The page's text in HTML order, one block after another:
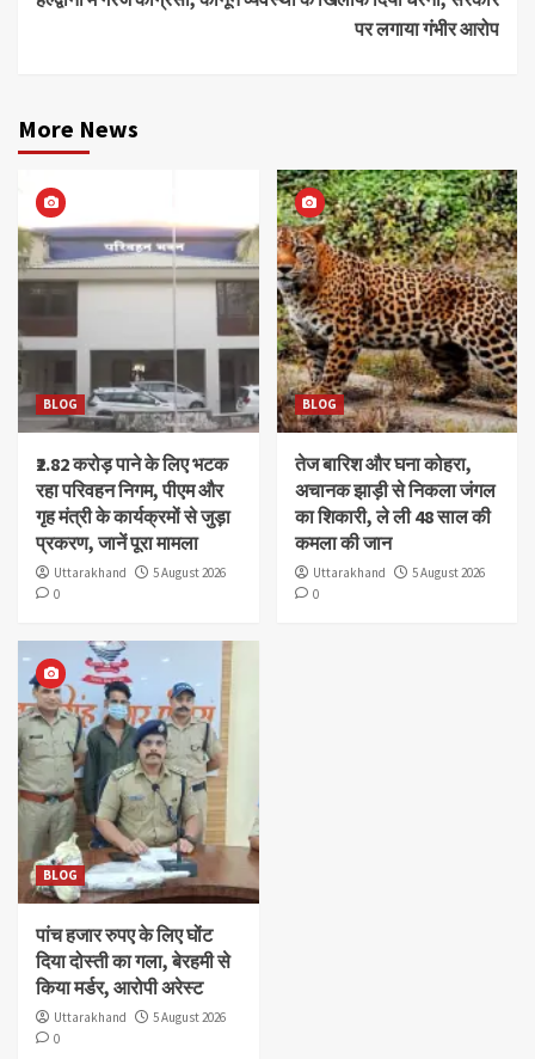
पर लगाया गंभीर आरोप
More News
BLOG
₹2.82 करोड़ पाने के लिए भटक
रहा परिवहन निगम, पीएम और
गृह मंत्री के कार्यक्रमों से जुड़ा
प्रकरण, जानें पूरा मामला
Uttarakhand
5 August 2026
0
BLOG
तेज बारिश और घना कोहरा,
अचानक झाड़ी से निकला जंगल
का शिकारी, ले ली 48 साल की
कमला की जान
Uttarakhand
5 August 2026
0
BLOG
पांच हजार रुपए के लिए घोंट
दिया दोस्ती का गला, बेरहमी से
किया मर्डर, आरोपी अरेस्ट
Uttarakhand
5 August 2026
0